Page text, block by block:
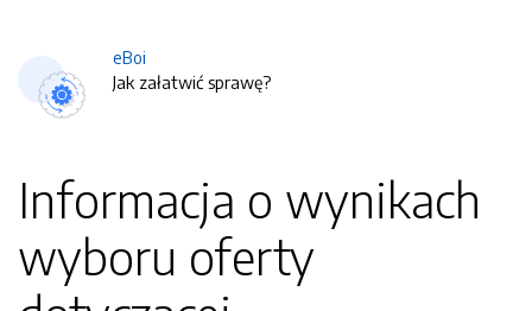
eBoi
Jak załatwić sprawę?
Informacja o wynikach
wyboru oferty